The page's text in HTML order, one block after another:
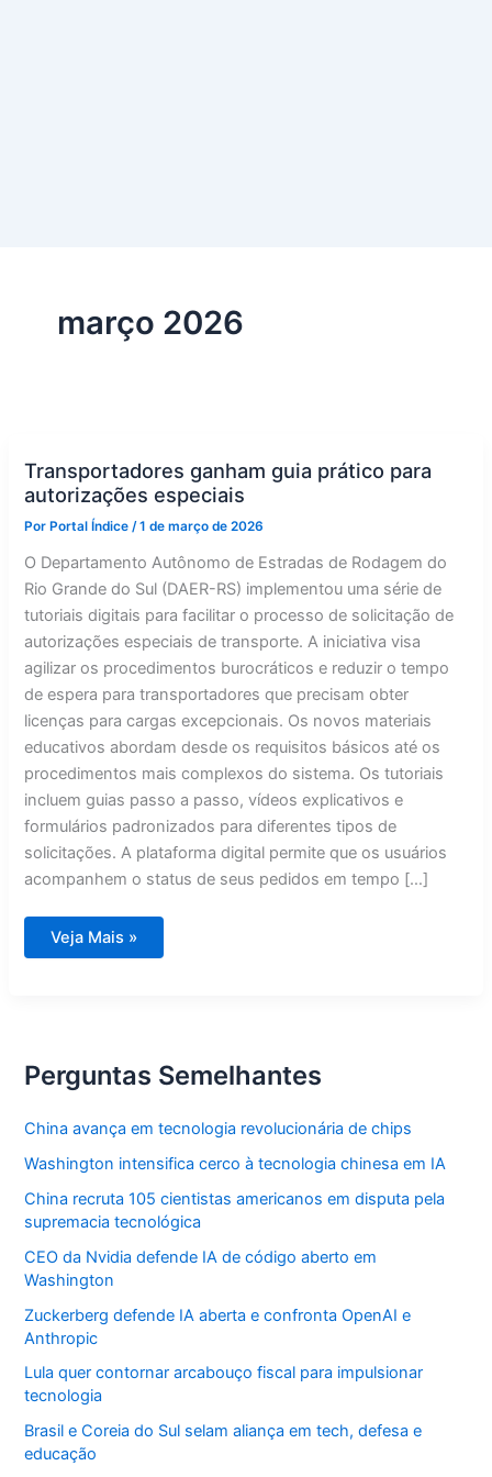
março 2026
Transportadores ganham guia prático para
autorizações especiais
Por Portal Índice/1 de março de 2026
O Departamento Autônomo de Estradas de Rodagem do
Rio Grande do Sul (DAER-RS) implementou uma série de
tutoriais digitais para facilitar o processo de solicitação de
autorizações especiais de transporte. A iniciativa visa
agilizar os procedimentos burocráticos e reduzir o tempo
de espera para transportadores que precisam obter
licenças para cargas excepcionais. Os novos materiais
educativos abordam desde os requisitos básicos até os
procedimentos mais complexos do sistema. Os tutoriais
incluem guias passo a passo, vídeos explicativos e
formulários padronizados para diferentes tipos de
solicitações. A plataforma digital permite que os usuários
acompanhem o status de seus pedidos em tempo […]
Transportadores
ganham
Veja Mais »
Perguntas Semelhantes
China avança em tecnologia revolucionária de chips
Washington intensifica cerco à tecnologia chinesa em IA
China recruta 105 cientistas americanos em disputa pela
supremacia tecnológica
CEO da Nvidia defende IA de código aberto em
Washington
Zuckerberg defende IA aberta e confronta OpenAI e
Anthropic
Lula quer contornar arcabouço fiscal para impulsionar
tecnologia
Brasil e Coreia do Sul selam aliança em tech, defesa e
educação